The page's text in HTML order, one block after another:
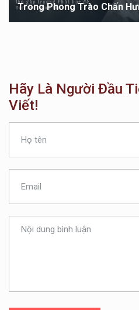
Trong Phong Trào Chấn
Hãy Là Người Đầu
Viết!